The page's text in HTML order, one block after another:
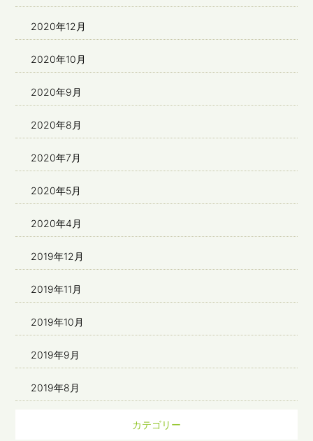
2020年12月
2020年10月
2020年9月
2020年8月
2020年7月
2020年5月
2020年4月
2019年12月
2019年11月
2019年10月
2019年9月
2019年8月
カテゴリー